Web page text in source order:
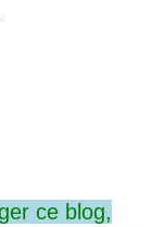
ce blog,